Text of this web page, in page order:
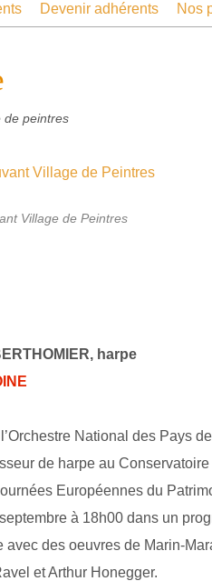
Devenir adhérents Nos
de peintres
Village de Peintres
harpe
National des Pays
de harpe au Conservatoire
Européennes du
à 18h00 dans un
des oeuvres de Marin-
et Arthur Honegger.